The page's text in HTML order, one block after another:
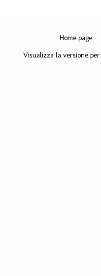
Home page
Visualizza la versione